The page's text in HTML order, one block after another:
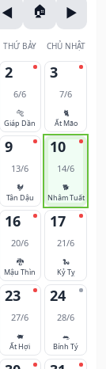
THỨ BẢY CHỦ NHẬT
2
6/6
🐅
Giáp Dần
3
7/6
🐈
Ất Mão
9
13/6
🐓
Tân Dậu
10
14/6
🐕
Nhâm Tuất
16
20/6
🐉
Mậu Thìn
17
21/6
🐍
Kỷ Tỵ
23
27/6
🐖
Ất Hợi
24
28/6
🐀
Bính Tý